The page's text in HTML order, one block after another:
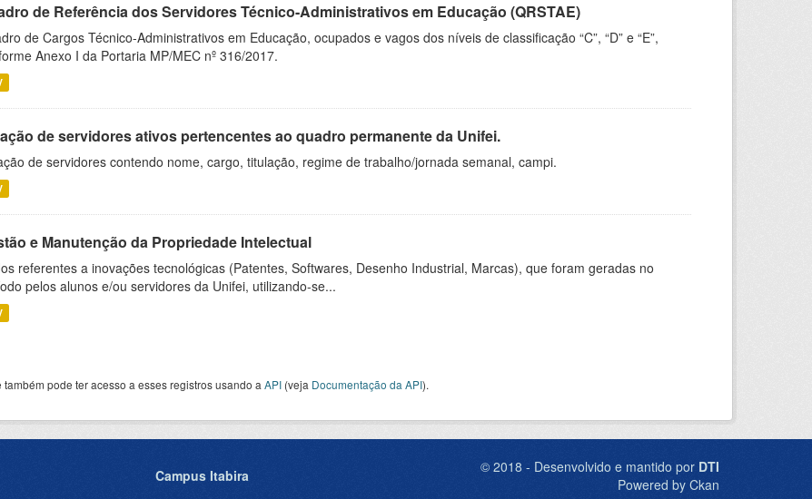
de Referência dos Servidores Técnico-Administrativos em Educação (QRSTAE)
de Cargos Técnico-Administrativos em Educação, ocupados e vagos dos níveis de classificação “C”, “D” e “E”,
Anexo I da Portaria MP/MEC nº 316/2017.
de servidores ativos pertencentes ao quadro permanente da Unifei.
de servidores contendo nome, cargo, titulação, regime de trabalho/jornada semanal, campi.
e Manutenção da Propriedade Intelectual
referentes a inovações tecnológicas (Patentes, Softwares, Desenho Industrial, Marcas), que foram geradas no
pelos alunos e/ou servidores da Unifei, utilizando-se...
também pode ter acesso a esses registros usando a API (veja Documentação da API).
Campus Itabira
© 2018 - Desenvolvido e mantido por DTI
Powered by Ckan